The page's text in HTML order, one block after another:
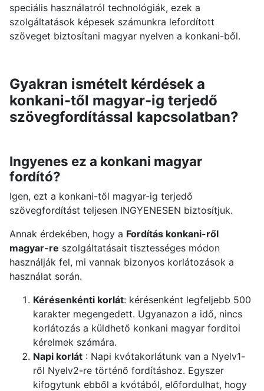
speciális használatról technológiák, ezek a
szolgáltatások képesek számunkra lefordított
szöveget biztosítani magyar nyelven a konkani-ből.
Gyakran ismételt kérdések a
konkani-től magyar-ig terjedő
szövegfordítással kapcsolatban?
Ingyenes ez a konkani magyar
fordító?
Igen, ezt a konkani-től magyar-ig terjedő
szövegfordítást teljesen INGYENESEN biztosítjuk.
Annak érdekében, hogy a Fordítás konkani-ről
magyar-re szolgáltatásait tisztességes módon
használják fel, mi vannak bizonyos korlátozások a
használat során.
Kérésenkénti korlát: kérésenként legfeljebb 500
karakter megengedett. Ugyanazon a idő, nincs
korlátozás a küldhető konkani magyar forditoi
kérelmek számára.
Napi korlát: Napi kvótakorlátunk van a Nyelv1-
ről Nyelv2-re történő fordításhoz. Egyszer
kifogytunk ebből a kvótából, előfordulhat, hogy